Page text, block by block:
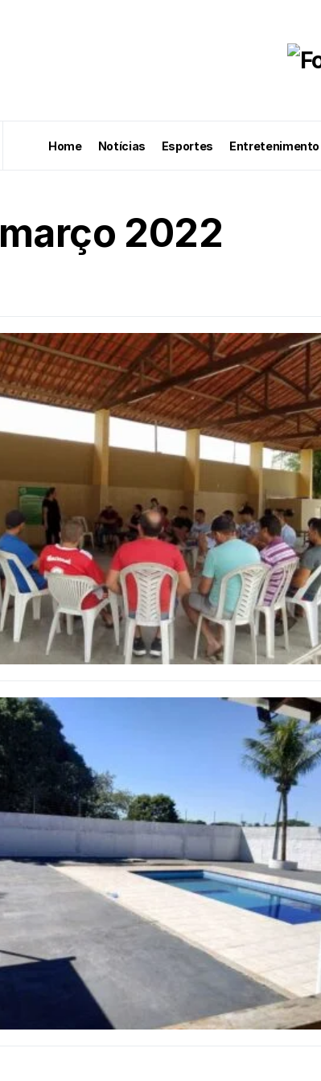
Home Notícias Esportes Entretenimento
março 2022